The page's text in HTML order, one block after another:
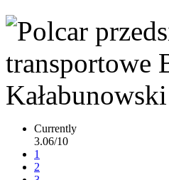
Currently
3.06/10
1
2